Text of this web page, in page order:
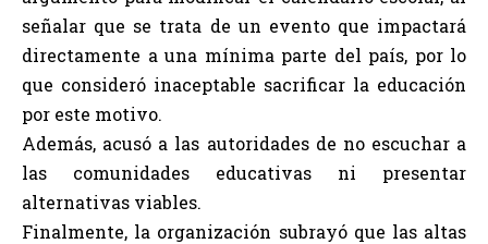
señalar que se trata de un evento que impactará
directamente a una mínima parte del país, por lo
que consideró inaceptable sacrificar la educación
por este motivo.
Además, acusó a las autoridades de no escuchar a
las comunidades educativas ni presentar
alternativas viables.
Finalmente, la organización subrayó que las altas